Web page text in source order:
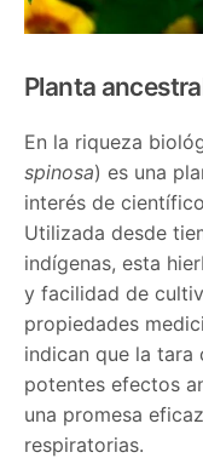
Planta
En la riqueza
spinosa) es una
interés de
Utilizada desde
indígenas, esta
y facilidad de
propiedades
indican que la tara
potentes efectos
una promesa
respiratorias.